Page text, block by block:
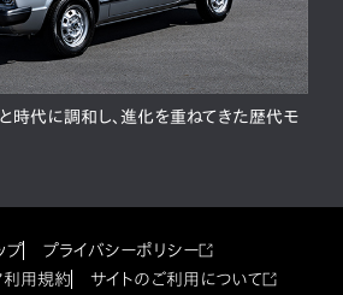
時代に調和し、進化を重ねてきた歴代モ
プ
プライバシーポリシー
利用規約
サイトのご利用について